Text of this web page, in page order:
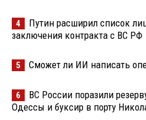
4
Путин расширил список
заключения контракта с ВС РФ
5 Сможет ли ИИ написать
6
ВС России поразили
Одессы и буксир в порту